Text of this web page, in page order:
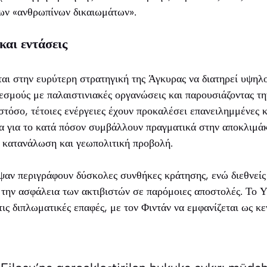
«ανθρωπίνων δικαιωμάτων».
εντάσεις
στην ευρύτερη στρατηγική της Άγκυρας να διατηρεί
με παλαιστινιακές οργανώσεις και παρουσιάζοντας
τέτοιες ενέργειες έχουν προκαλέσει επανειλημμένες
για το κατά πόσον συμβάλλουν πραγματικά στην
και γεωπολιτική προβολή.
περιγράφουν δύσκολες συνθήκες κράτησης, ενώ
την ασφάλεια των ακτιβιστών σε παρόμοιες αποστολές. Το
διπλωματικές επαφές, με τον Φιντάν να εμφανίζεται ως